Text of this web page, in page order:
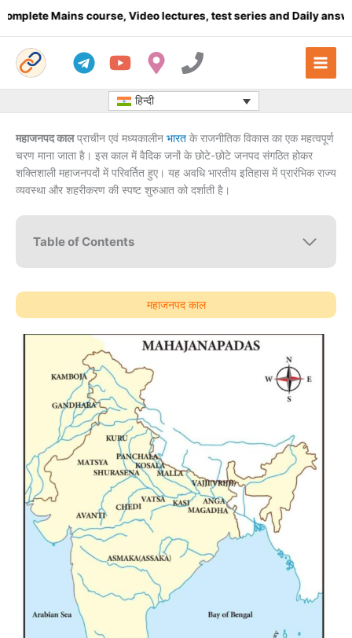
Mains course, Video lectures, test series and Daily answer
हिन्दी
महाजनपद कालप्राचीन एवं मध्यकालीन भारत के राजनीतिक विकास का एक महत्वपूर्ण
चरण माना जाता है। इस काल में वैदिक जनों के छोटे-छोटे जनपद संगठित होकर
शक्तिशाली महाजनपदों में परिवर्तित हुए। यह अवधि भारतीय इतिहास में प्रारंभिक राज्य
व्यवस्था और शहरीकरण की स्पष्ट शुरुआत को दर्शाती है।
Table of Contents
महाजनपद काल